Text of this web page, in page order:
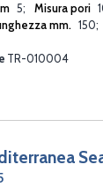
5 Misura pori
mm.
150
TR-010004